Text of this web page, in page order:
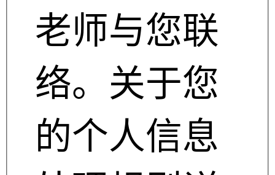
老师与您联
络。关于您
的个人信息